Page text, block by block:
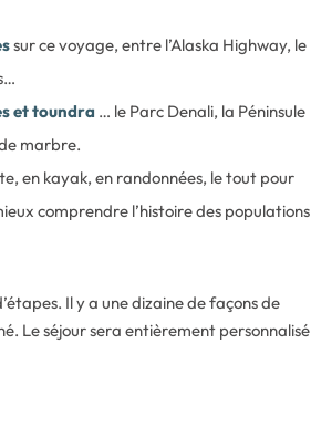
sur ce voyage, entre l’Alaska Highway, le
et toundra … le Parc Denali, la Péninsule
marbre.
en kayak, en randonnées, le tout pour
comprendre l’histoire des populations
Il y a une dizaine de façons de
Le séjour sera entièrement personnalisé